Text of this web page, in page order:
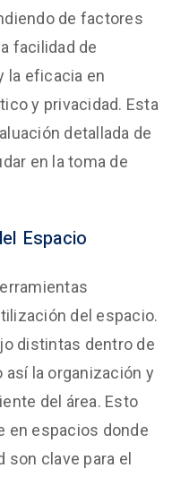
de factores
facilidad de
la eficacia en
y privacidad. Esta
detallada de
en la toma de
Espacio
del espacio.
distintas dentro de
la organización y
del área. Esto
en espacios donde
son clave para el